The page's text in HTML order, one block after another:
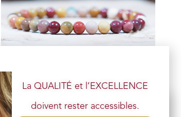
Bracelet Jaspe Mokaïte perles 6 mm
1 en stock
La QUALITÉ et l’EXCELLENCE
doivent rester accessibles.